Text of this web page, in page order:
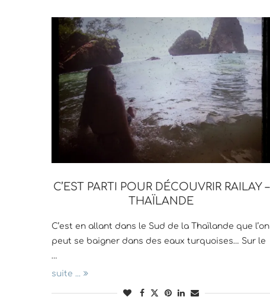
C’EST PARTI POUR DÉCOUVRIR RAILAY –
THAÏLANDE
C’est en allant dans le Sud de la Thaïlande que l’on
peut se baigner dans des eaux turquoises… Sur le
…
suite ...